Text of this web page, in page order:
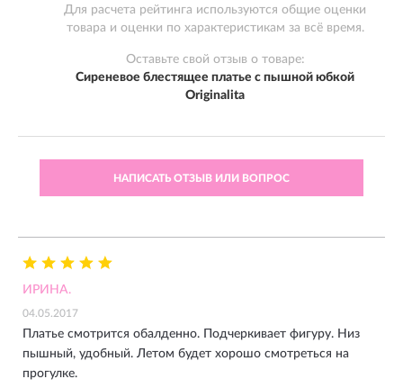
Для расчета рейтинга используются общие оценки
товара и оценки по характеристикам за всё время.
Оставьте свой отзыв о товаре:
Сиреневое блестящее платье с пышной юбкой
Originalita
НАПИСАТЬ ОТЗЫВ ИЛИ ВОПРОС
ИРИНА.
04.05.2017
Платье смотрится обалденно. Подчеркивает фигуру. Низ
пышный, удобный. Летом будет хорошо смотреться на
прогулке.